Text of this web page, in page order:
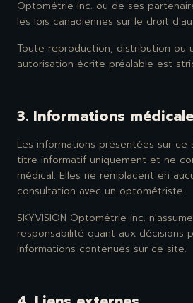
Optométrie inc. ou de ses
les lois canadiennes sur le droit
Toute reproduction, distribution ou
autorisation écrite préalable est
3. Informations
Les informations présentées sur
titre informatif uniquement et ne
médical. Elles ne remplacent en
consultation avec un optométriste.
SKYVISION Optométrie inc.
responsabilité quant aux décisions
informations contenues sur ce site.